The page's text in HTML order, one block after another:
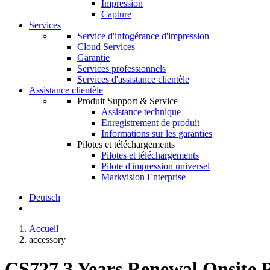
Impression
Capture
Services
Service d'infogérance d'impression
Cloud Services
Garantie
Services professionnels
Services d'assistance clientèle
Assistance clientèle
Produit Support & Service
Assistance technique
Enregistrement de produit
Informations sur les garanties
Pilotes et téléchargements
Pilotes et téléchargements
Pilote d'impression universel
Markvision Enterprise
Deutsch
Accueil
accessory